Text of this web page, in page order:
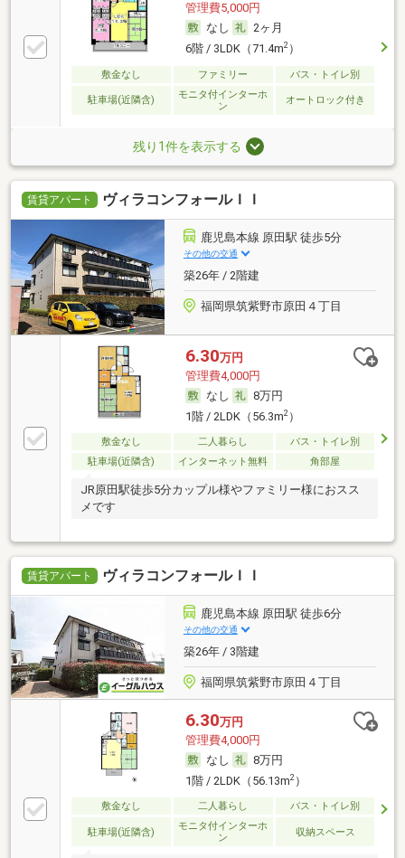
管理費5,000円
なし
2ヶ月
6階 / 3LDK（71.4m2）
敷金なし ファミリー バス・トイレ別
駐車場(近隣含)
モニタ付インターホ
ン
オートロック付き
残り1件を表示する
賃貸アパート ヴィラコンフォールＩＩ
鹿児島本線 原田駅 徒歩5分
その他の交通
築26年 / 2階建
福岡県筑紫野市原田４丁目
6.30万円
管理費4,000円
なし
8万円
1階 / 2LDK（56.3m2）
敷金なし 二人暮らし
バス・トイレ別
駐車場(近隣含)
インターネット無料 角部屋
JR原田駅徒歩5分カップル様やファミリー様におスス
メです
賃貸アパート ヴィラコンフォールＩＩ
鹿児島本線 原田駅 徒歩6分
その他の交通
築26年 / 3階建
福岡県筑紫野市原田４丁目
6.30万円
管理費4,000円
なし
8万円
1階 / 2LDK（56.13m2）
敷金なし 二人暮らし バス・トイレ別
駐車場(近隣含)
モニタ付インターホ
ン
収納スペース